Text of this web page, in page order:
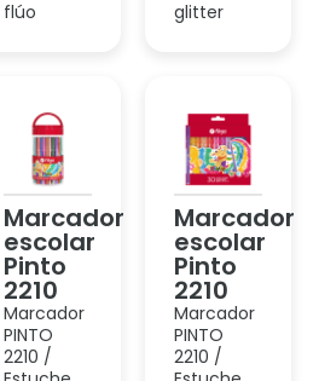
Pinto
2210
Marcador
PINTO
2210 /
Estuche
50 surtido
Pinto
2210
Marcador
PINTO
2210 /
Estuche
30 surtido